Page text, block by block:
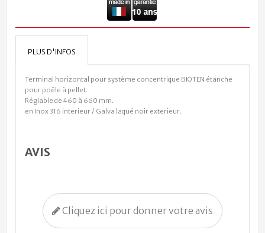
PLUS D'INFOS
Terminal horizontal pour système concentrique BIOTEN étanche
pour poêle à pellet.
Réglable de 460 à 660 mm.
en Inox 316 interieur / Galva laqué noir exterieur.
AVIS
Cliquez ici pour donner votre avis